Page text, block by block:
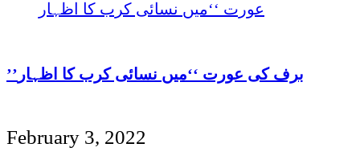
’’برف کی عورت ‘‘میں نسائی کرب کا اظہار
February 3, 2022